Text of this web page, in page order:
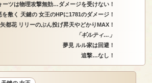
ーツは物理攻撃無効…ダメージを受けない！
を敷く 天鍵の 女王のHPに1781のダメージ！
矢都花 リリーのぶん投げ昇天やどかりMAX！
「ギルティ…」
夢見 ルル家は回避！
追撃…なし！